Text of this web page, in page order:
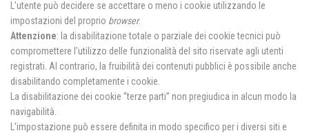
L'utente può decidere se accettare o meno i cookie utilizzando le
impostazioni del proprio browser.
Attenzione: la disabilitazione totale o parziale dei cookie tecnici può
compromettere l'utilizzo delle funzionalità del sito riservate agli utenti
registrati. Al contrario, la fruibilità dei contenuti pubblici è possibile anche
disabilitando completamente i cookie.
La disabilitazione dei cookie “terze parti” non pregiudica in alcun modo la
navigabilità.
L'impostazione può essere definita in modo specifico per i diversi siti e